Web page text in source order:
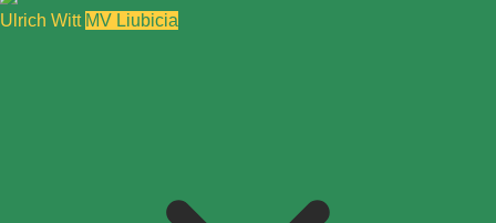
Ulrich Witt MV Liubicia